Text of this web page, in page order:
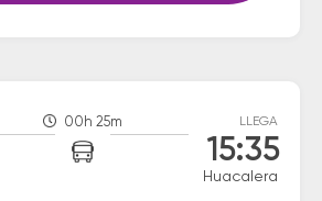
00h 25m LLEGA
15:35
Huacalera